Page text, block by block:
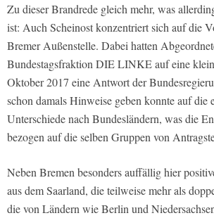
Zu dieser Brandrede gleich mehr, was
ist: Auch Scheinost konzentriert sich auf die
Bremer Außenstelle. Dabei hatten
Bundestagsfraktion DIE LINKE auf eine
Oktober 2017 eine Antwort der
schon damals Hinweise geben konnte auf die
Unterschiede nach Bundesländern, was die
bezogen auf die selben Gruppen von
Neben Bremen besonders auffällig hier
aus dem Saarland, die teilweise mehr als
die von Ländern wie Berlin und